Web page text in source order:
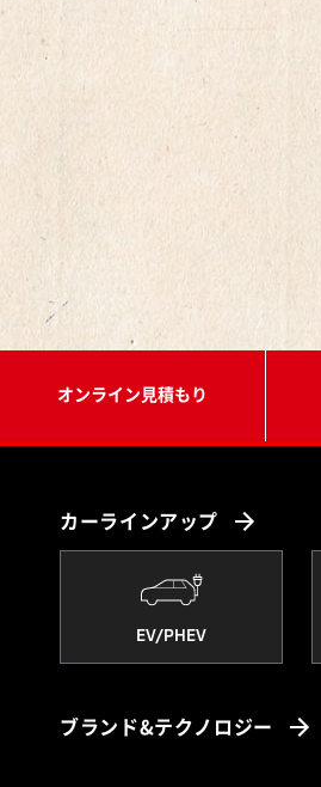
オンライン見積もり
カーラインアップ
EV/PHEV
ブランド&テクノロジー